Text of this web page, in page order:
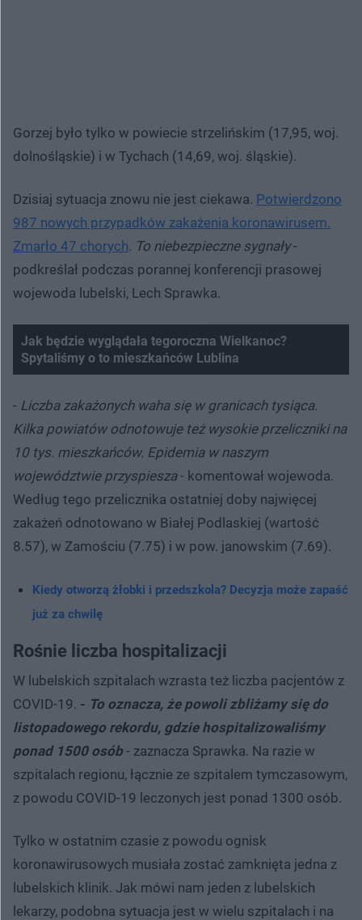
Gorzej było tylko w powiecie strzelińskim (17,95, woj.
dolnośląskie) i w Tychach (14,69, woj. śląskie).
Dzisiaj sytuacja znowu nie jest ciekawa. Potwierdzono
987 nowych przypadków zakażenia koronawirusem.
Zmarło 47 chorych. To niebezpieczne sygnały-
podkreślał podczas porannej konferencji prasowej
wojewoda lubelski, Lech Sprawka.
Jak będzie wyglądała tegoroczna Wielkanoc?
Spytaliśmy o to mieszkańców Lublina
- Liczba zakażonych waha się w granicach tysiąca.
Kilka powiatów odnotowuje też wysokie przeliczniki na
10 tys. mieszkańców. Epidemia w naszym
województwie przyspiesza- komentował wojewoda.
Według tego przelicznika ostatniej doby najwięcej
zakażeń odnotowano w Białej Podlaskiej (wartość
8.57), w Zamościu (7.75) i w pow. janowskim (7.69).
Kiedy otworzą żłobki i przedszkola? Decyzja może zapaść
już za chwilę
Rośnie liczba hospitalizacji
W lubelskich szpitalach wzrasta też liczba pacjentów z
COVID-19. - To oznacza, że powoli zbliżamy się do
listopadowego rekordu, gdzie hospitalizowaliśmy
ponad 1500 osób - zaznacza Sprawka. Na razie w
szpitalach regionu, łącznie ze szpitalem tymczasowym,
z powodu COVID-19 leczonych jest ponad 1300 osób.
Tylko w ostatnim czasie z powodu ognisk
koronawirusowych musiała zostać zamknięta jedna z
lubelskich klinik. Jak mówi nam jeden z lubelskich
lekarzy, podobna sytuacja jest w wielu szpitalach i na